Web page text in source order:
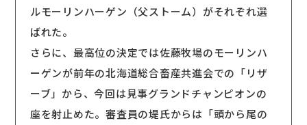
ルモーリンハーゲン（父ストーム）がそれぞれ選
ばれた。
さらに、最高位の決定では佐藤牧場のモーリンハ
ーゲンが前年の北海道総合畜産共進会での「リザ
ーブ」から、今回は見事グランドチャンピオンの
座を射止めた。審査員の堤氏からは「頭から尾の